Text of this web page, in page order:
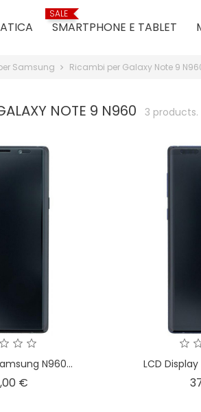
SALE
SMARTPHONE E TABLET
Samsung Ricambi per Galaxy Note 9
NOTE 9 N960 3 products.
N960...
€
LCD